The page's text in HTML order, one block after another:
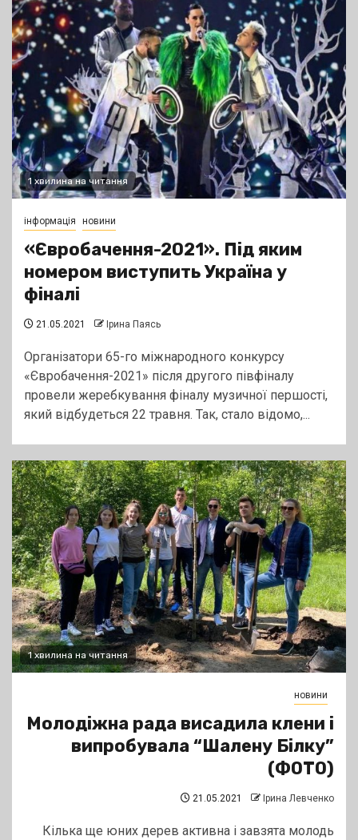
1 хвилина на читання
інформація новини
«Євробачення-2021». Під яким
номером виступить Україна у
фіналі
21.05.2021 Ірина Паясь
Організатори 65-го міжнародного конкурсу
«Євробачення-2021» після другого півфіналу
провели жеребкування фіналу музичної першості,
який відбудеться 22 травня. Так, стало відомо,...
1 хвилина на читання
новини
Молодіжна рада висадила клени і
випробувала “Шалену Білку”
(ФОТО)
21.05.2021 Ірина Левченко
Кілька ще юних дерев активна і завзята молодь